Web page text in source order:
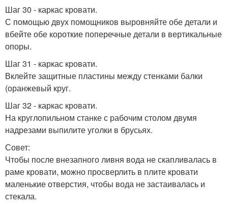
Шаг 30 - каркас кровати.
С помощью двух помощников выровняйте обе детали и
вбейте обе короткие поперечные детали в вертикальные
опоры.
Шаг 31 - каркас кровати.
Вклейте защитные пластины между стенками балки
(оранжевый круг.
Шаг 32 - каркас кровати.
На круглопильном станке с рабочим столом двумя
надрезами выпилите уголки в брусьях.
Совет:
Чтобы после внезапного ливня вода не скапливалась в
раме кровати, можно просверлить в плите кровати
маленькие отверстия, чтобы вода не застаивалась и
стекала.